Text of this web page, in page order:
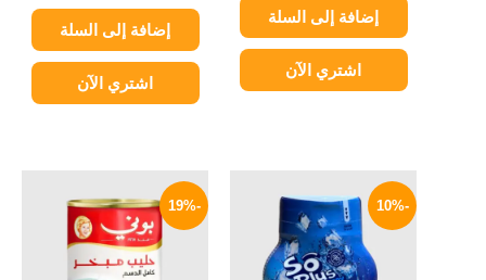
إضافة إلى السلة
اشتري الآن
إضافة إلى السلة
اشتري الآن
-10%
الأصلي
هو:
100 EGP.
الحالي
هو:
90 EGP.
-19%
الأصلي
هو:
185 EGP.
الحالي
هو:
149 EGP.